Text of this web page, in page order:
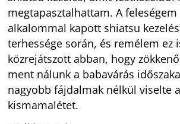
megtapasztalhattam. A
alkalommal kapott shiatsu
terhessége során, és remélem ez
közrejátszott abban, hogy
ment nálunk a babavárás
nagyobb fájdalmak nélkül viselte a
kismamalétet.